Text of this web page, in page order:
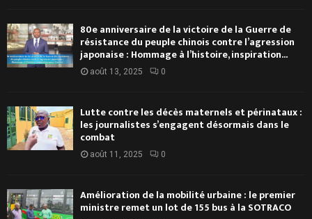
80e anniversaire de la victoire de la Guerre de
résistance du peuple chinois contre l’agression
japonaise : Hommage à l’histoire, inspiration...
août 13, 2025 0
Lutte contre les décès maternels et périnataux :
les journalistes s’engagent désormais dans le
combat
août 11, 2025 0
Amélioration de la mobilité urbaine : le premier
ministre remet un lot de 155 bus à la SOTRACO